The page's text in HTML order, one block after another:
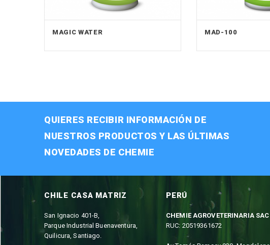
MAGIC WATER MAD-100
QUIERES RECIBIR INFORMACIÓN DE
NUESTROS PRODUCTOS Y LAS ÚLTIMAS
NOVEDADES DE CHEMIE
CHILE CASA MATRIZ
San Ignacio 401-B,
Parque Industrial Buenaventura,
Quilicura, Santiago.
PERÚ
CHEMIE AGROVETERINARIA SAC
RUC: 20519361672